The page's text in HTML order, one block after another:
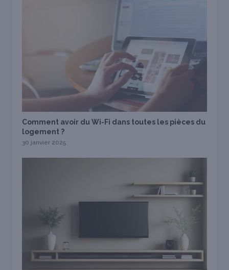
Comment avoir du Wi-Fi dans toutes les pièces du
logement ?
30 janvier 2025